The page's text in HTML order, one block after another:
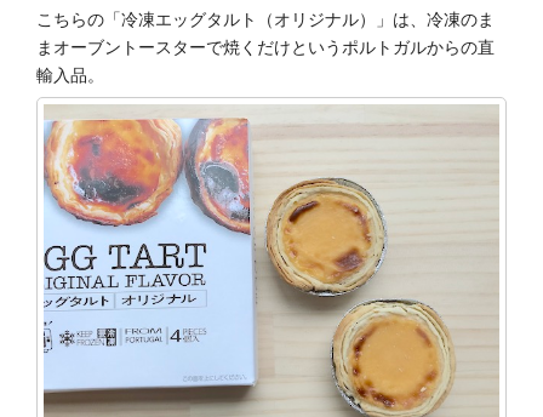
こちらの「冷凍エッグタルト（オリジナル）」は、冷凍のま
まオーブントースターで焼くだけというポルトガルからの直
輸入品。